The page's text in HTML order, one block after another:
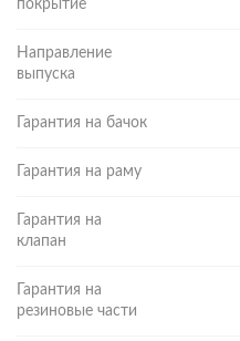
покрытие
Направление
выпуска
Гарантия на бачок
Гарантия на раму
Гарантия на
клапан
Гарантия на
резиновые части